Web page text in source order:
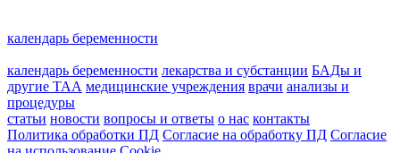
календарь беременности
календарь беременности лекарства и субстанции БАДы и
другие ТАА медицинские учреждения врачи анализы и
процедуры
статьи новости вопросы и ответы о нас контакты
Политика обработки ПД Согласие на обработку ПД Согласие